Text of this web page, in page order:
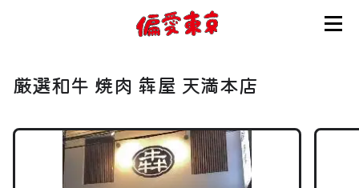
使い方
ログイン
厳選和牛 焼肉 犇屋 天満本店